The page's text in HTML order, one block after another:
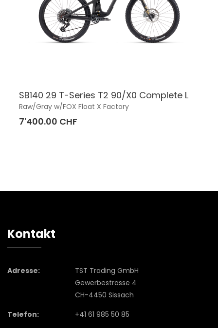
SB140 29 T-Series T2 90/X0 Complete L
Raw/Gray w/FOX Float X Factory
7'400.00 CHF
Kontakt
Adresse:
TST Trading GmbH
Gewerbestrasse 4
CH-4450 Sissach
Telefon:
+41 61 985 50 85